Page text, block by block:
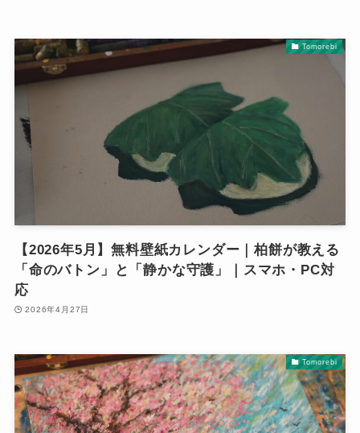
Tomorebi
【2026年5月】無料壁紙カレンダー｜柏餅が教える
「命のバトン」と「静かな守護」｜スマホ・PC対
応
2026年4月27日
Tomorebi